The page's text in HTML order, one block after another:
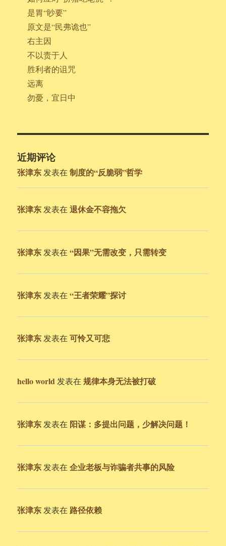
是胃“眇要”
原文是“民弗诡也”
右主因
不以责于人
胜利者的诅咒
远离
勿憂，宜日中
近期评论
张津东 发表在制度的“反脆弱”哲学
张津东 发表在退休金不容拖欠
张津东 发表在“因果”无需改变，只需转变
张津东 发表在“王者荣耀”探讨
张津东 发表在可怜又可悲
hello world 发表在规律本身无法被打破
张津东 发表在 阳谋：多提出问题，少解决问题！
张津东 发表在企业老板与诈骗者共事的风险
张津东 发表在 路径依赖